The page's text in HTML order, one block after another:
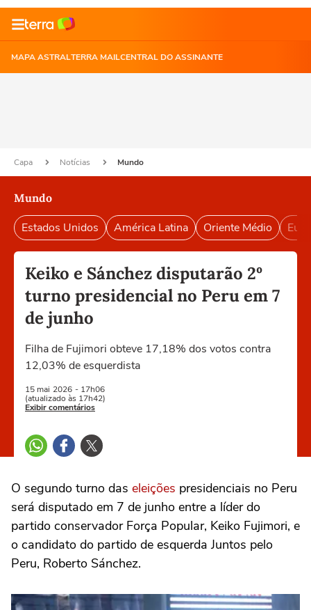
MAPA ASTRALTERRA MAILCENTRAL DO ASSINANTE
Capa Notícias Mundo
Mundo
Estados Unidos América Latina Oriente Médio
Keiko e Sánchez disputarão 2º
turno presidencial no Peru em 7
de junho
Filha de Fujimori obteve 17,18% dos votos contra
12,03% de esquerdista
15 mai 2026 - 17h06
(atualizado às 17h42)
Exibir comentários
O segundo turno das eleições presidenciais no Peru
será disputado em 7 de junho entre a líder do
partido conservador Força Popular, Keiko Fujimori, e
o candidato do partido de esquerda Juntos pelo
Peru, Roberto Sánchez.